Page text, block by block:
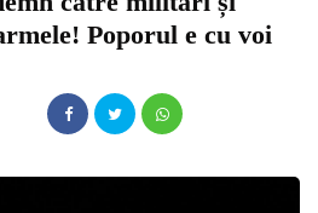
Poporul e cu voi